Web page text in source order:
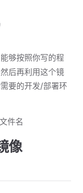
够按照你写的程
后再利用这个镜
要的开发/部署环
件名
像